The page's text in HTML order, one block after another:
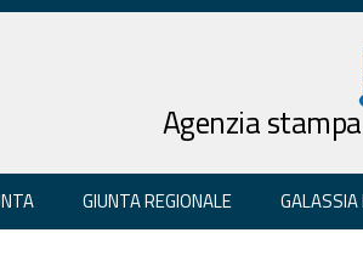
Agenzia
GIUNTA REGIONALE GALASSIA